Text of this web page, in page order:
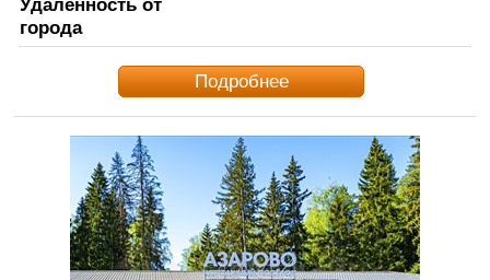
города
Подробнее